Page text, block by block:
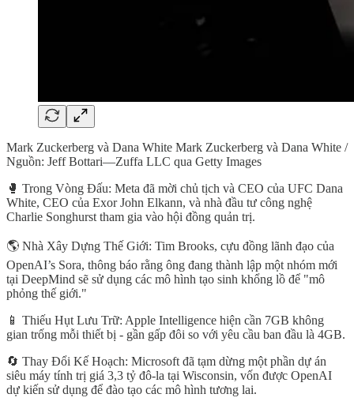
Mark Zuckerberg và Dana White Mark Zuckerberg và Dana White /
Nguồn: Jeff Bottari—Zuffa LLC qua Getty Images
🥊 Trong Vòng Đấu: Meta đã mời chủ tịch và CEO của UFC Dana
White, CEO của Exor John Elkann, và nhà đầu tư công nghệ
Charlie Songhurst tham gia vào hội đồng quản trị.
🌎 Nhà Xây Dựng Thế Giới: Tim Brooks, cựu đồng lãnh đạo của
OpenAI’s Sora, thông báo rằng ông đang thành lập một nhóm mới
tại DeepMind sẽ sử dụng các mô hình tạo sinh khổng lồ để "mô
phỏng thế giới."
📱 Thiếu Hụt Lưu Trữ: Apple Intelligence hiện cần 7GB không
gian trống mỗi thiết bị - gần gấp đôi so với yêu cầu ban đầu là 4GB.
🔄 Thay Đổi Kế Hoạch: Microsoft đã tạm dừng một phần dự án
siêu máy tính trị giá 3,3 tỷ đô-la tại Wisconsin, vốn được OpenAI
dự kiến sử dụng để đào tạo các mô hình tương lai.